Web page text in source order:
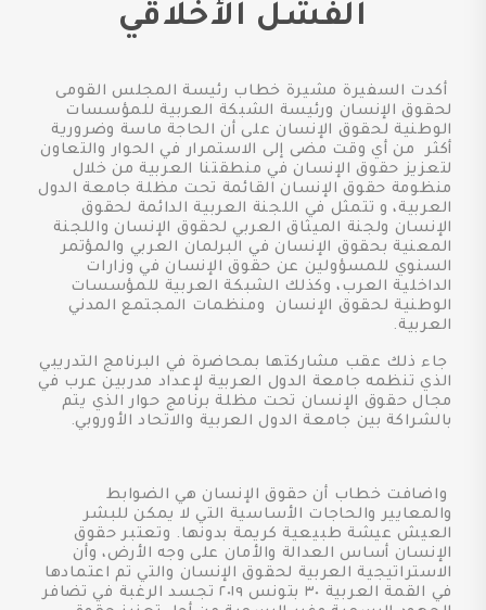
الفشل الأخلاقي
أكدت السفيرة مشيرة خطاب رئيسة المجلس القومى
لحقوق الإنسان ورئيسة الشبكة العربية للمؤسسات
الوطنية لحقوق الإنسان على أن الحاجة ماسة وضرورية
أكثر من أي وقت مضى إلى الاستمرار في الحوار والتعاون
لتعزيز حقوق الإنسان في منطقتنا العربية من خلال
منظومة حقوق الإنسان القائمة تحت مظلة جامعة الدول
العربية، و تتمثل في اللجنة العربية الدائمة لحقوق
الإنسان ولجنة الميثاق العربي لحقوق الإنسان واللجنة
المعنية بحقوق الإنسان في البرلمان العربي والمؤتمر
السنوي للمسؤولين عن حقوق الإنسان في وزارات
الداخلية العرب، وكذلك الشبكة العربية للمؤسسات
الوطنية لحقوق الإنسان ومنظمات المجتمع المدني
العربية.
جاء ذلك عقب مشاركتها بمحاضرة في البرنامج التدريبي
الذي تنظمه جامعة الدول العربية لإعداد مدربين عرب في
مجال حقوق الإنسان تحت مظلة برنامج حوار الذي يتم
بالشراكة بين جامعة الدول العربية والاتحاد الأوروبي.
واضافت خطاب أن حقوق الإنسان هي الضوابط
والمعايير والحاجات الأساسية التي لا يمكن للبشر
العيش عيشة طبيعية كريمة بدونها. وتعتبر حقوق
الإنسان أساس العدالة والأمان على وجه الأرض، وأن
الاستراتيجية العربية لحقوق الإنسان والتي تم اعتمادها
في القمة العربية ٣٠ بتونس ٢٠١٩ تجسد الرغبة في تضافر